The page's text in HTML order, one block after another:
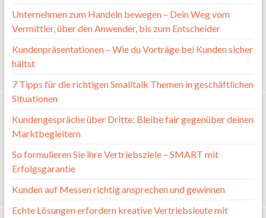
Unternehmen zum Handeln bewegen – Dein Weg vom
Vermittler, über den Anwender, bis zum Entscheider
Kundenpräsentationen – Wie du Vorträge bei Kunden sicher
hältst
7 Tipps für die richtigen Smalltalk Themen in geschäftlichen
Situationen
Kundengespräche über Dritte: Bleibe fair gegenüber deinen
Marktbegleitern
So formulieren Sie ihre Vertriebsziele – SMART mit
Erfolgsgarantie
Kunden auf Messen richtig ansprechen und gewinnen
Echte Lösungen erfordern kreative Vertriebsleute mit